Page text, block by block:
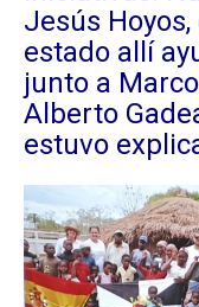
Jesús
estado allí
junto a
Alberto
estuvo